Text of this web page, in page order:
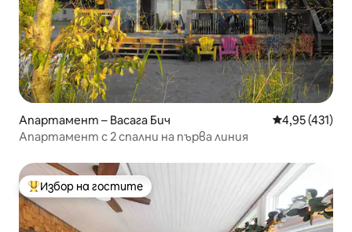
Апартамент – Васага Бич Средна
4,95 (431)
Апартамент с 2 спални на първа линия
Най-популярен избор на гостите
Избор на гостите